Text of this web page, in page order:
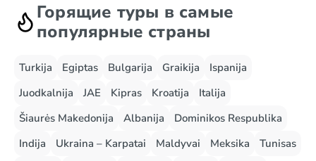
Горящие туры в самые
популярные страны
Turkija Egiptas Bulgarija Graikija
Ispanija
Juodkalnija
JAE Kipras Kroatija
Italija
Šiaurės Makedonija
Albanija
Dominikos Respublika
Indija
Ukraina – Karpatai Maldyvai Meksika
Tunisas